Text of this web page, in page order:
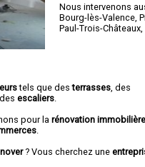
Nous intervenons
Bourg-lès-Valence ,
Paul-Trois-Châteaux
tels que desterrasses , des
escaliers
pour la rénovation
? Vous cherchez une